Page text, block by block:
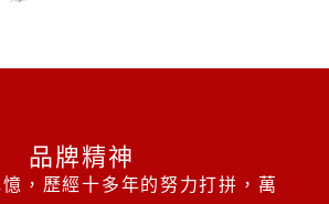
品牌精神
，歷經十多年的努力打拼，萬